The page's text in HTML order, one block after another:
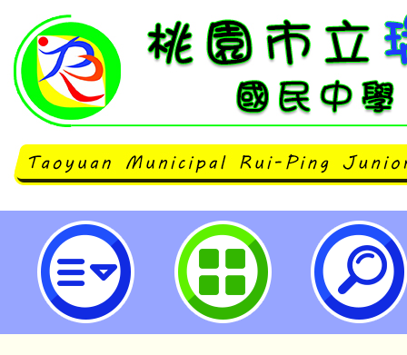
臺師大辦理「運算思維教學活動資
驗分享」研習-桃園市立瑞坪國民中